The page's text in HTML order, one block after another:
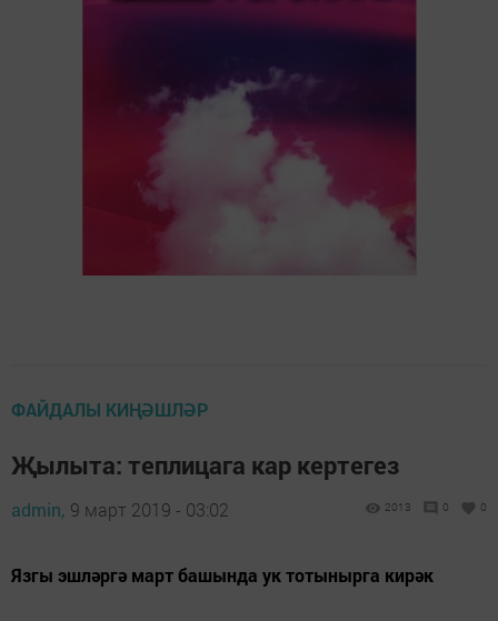
ФАЙДАЛЫ КИҢӘШЛӘР
Җылыта: теплицага кар кертегез
admin, 9 март 2019 - 03:02 2013 0 0
Язгы эшләргә март башында ук тотынырга кирәк